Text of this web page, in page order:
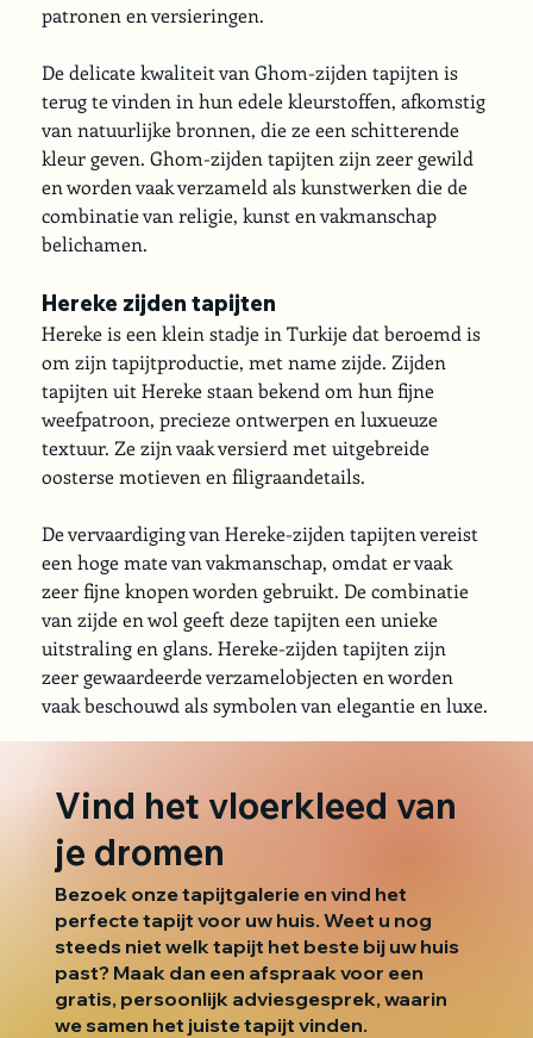
patronen en versieringen.
De delicate kwaliteit van Ghom-zijden tapijten is
terug te vinden in hun edele kleurstoffen, afkomstig
van natuurlijke bronnen, die ze een schitterende
kleur geven. Ghom-zijden tapijten zijn zeer gewild
en worden vaak verzameld als kunstwerken die de
combinatie van religie, kunst en vakmanschap
belichamen.
Hereke zijden tapijten
Hereke is een klein stadje in Turkije dat beroemd is
om zijn tapijtproductie, met name zijde. Zijden
tapijten uit Hereke staan bekend om hun fijne
weefpatroon, precieze ontwerpen en luxueuze
textuur. Ze zijn vaak versierd met uitgebreide
oosterse motieven en filigraandetails.
De vervaardiging van Hereke-zijden tapijten vereist
een hoge mate van vakmanschap, omdat er vaak
zeer fijne knopen worden gebruikt. De combinatie
van zijde en wol geeft deze tapijten een unieke
uitstraling en glans. Hereke-zijden tapijten zijn
zeer gewaardeerde verzamelobjecten en worden
vaak beschouwd als symbolen van elegantie en luxe.
Vind het vloerkleed van
je dromen
Bezoek onze tapijtgalerie en vind het
perfecte tapijt voor uw huis. Weet u nog
steeds niet welk tapijt het beste bij uw huis
past? Maak dan een afspraak voor een
gratis, persoonlijk adviesgesprek, waarin
we samen het juiste tapijt vinden.